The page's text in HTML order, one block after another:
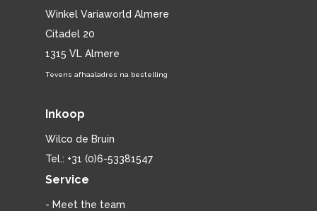
Winkel Variaworld Almere
Citadel 20
1315 VL Almere
Tevens afhaaladres na bestelling
Inkoop
Wilco de Bruin
Tel.: +31 (0)6-53381547
Service
- Meet the team